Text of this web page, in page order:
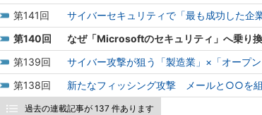
141
サイバーセキュリティで「最も成功した企
140
なぜ「Microsoftのセキュリティ」へ乗り
139
サイバー攻撃が狙う「製造業」×「オープ
138
新たなフィッシング攻撃 メールと○○を組
過去の連載記事が 137 件あります